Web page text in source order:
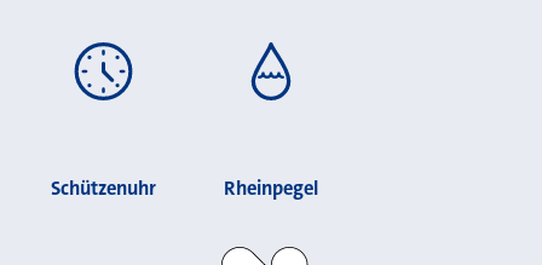
Schützenuhr Rheinpegel